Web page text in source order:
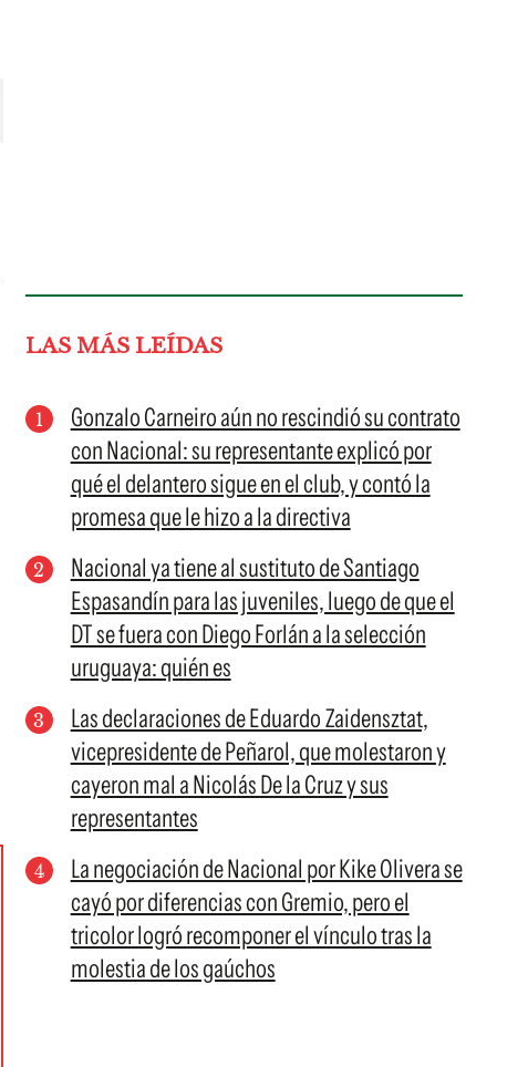
LAS MÁS LEÍDAS
Gonzalo Carneiro aún no rescindió su contrato
con Nacional: su representante explicó por
qué el delantero sigue en el club, y contó la
promesa que le hizo a la directiva
Nacional ya tiene al sustituto de Santiago
Espasandín para las juveniles, luego de que el
DT se fuera con Diego Forlán a la selección
uruguaya: quién es
Las declaraciones de Eduardo Zaidensztat,
vicepresidente de Peñarol, que molestaron y
cayeron mal a Nicolás De la Cruz y sus
representantes
La negociación de Nacional por Kike Olivera se
cayó por diferencias con Gremio, pero el
tricolor logró recomponer el vínculo tras la
molestia de los gaúchos